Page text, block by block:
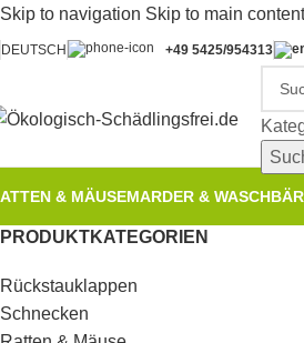
Skip to navigation Skip to main content
DEUTSCH +49 5425/954313
& MÄUSEMARDER & WASCHBÄR
PRODUKTKATEGORIEN
Rückstauklappen
Schnecken